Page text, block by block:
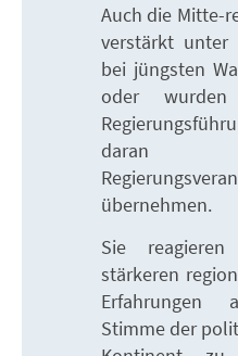
Auch die Mitte-
verstärkt unter
bei jüngsten
oder
daran
übernehmen.
Sie
stärkeren
Erfahrungen
Stimme der